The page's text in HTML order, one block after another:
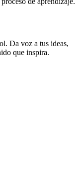
Da voz a tus ideas,
que inspira.